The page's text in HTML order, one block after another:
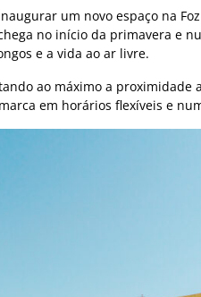
um novo espaço na
no início da primavera e
e a vida ao ar livre.
ao máximo a proximidade
em horários flexíveis e